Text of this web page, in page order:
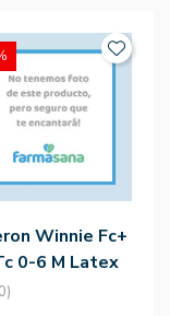
Winnie Fc+
0-6 M Latex
- Nuk